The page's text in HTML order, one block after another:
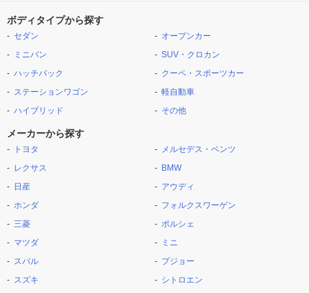
ボディタイプから探す
セダン
ミニバン
ハッチバック
ステーションワゴン
ハイブリッド
オープンカー
SUV・クロカン
クーペ・スポーツカー
軽自動車
その他
メーカーから探す
トヨタ
レクサス
日産
ホンダ
三菱
マツダ
スバル
スズキ
メルセデス・ベンツ
BMW
アウディ
フォルクスワーゲン
ポルシェ
ミニ
プジョー
シトロエン